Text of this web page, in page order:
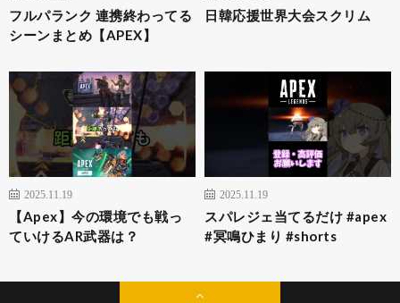
フルパランク 連携終わってる
シーンまとめ【APEX】
日韓応援世界大会スクリム
2025.11.19
【Apex】今の環境でも戦っ
ていけるAR武器は？
2025.11.19
スパレジェ当てるだけ #apex
#冥鳴ひまり #shorts